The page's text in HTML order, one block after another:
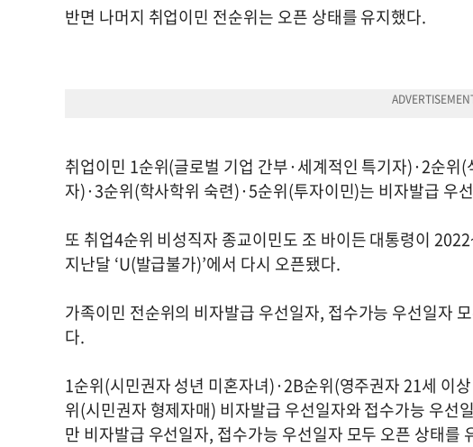
반면 나머지 취업이민 전순위는 오픈 상태를 유지했다.
취업이민 1순위(글로벌 기업 간부·세계적인 특기자)·2순위
자)·3순위(학사학위 숙련)·5순위(투자이민)는 비자발급 우
또 취업4순위 비성직자 종교이민도 조 바이든 대통령이
지난달 ‘U(발급불가)’에서 다시 오픈됐다.
가족이민 전순위의 비자발급 우선일자, 접수가능 우선일자
다.
1순위(시민권자 성년 미혼자녀)·2B순위(영주권자 21세 이
위(시민권자 형제자매) 비자발급 우선일자와 접수가능 우선
만 비자발급 우선일자, 접수가능 우선일자 모두 오픈 상태를